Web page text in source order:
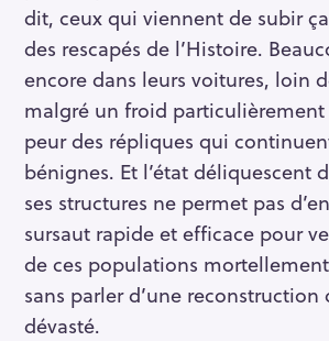
dit, ceux qui viennent de subir
des rescapés de l’Histoire.
encore dans leurs voitures, loin
malgré un froid
peur des répliques qui
bénignes. Et l’état déliquescent
ses structures ne permet pas
sursaut rapide et efficace pour
de ces populations
sans parler d’une reconstruction
dévasté.